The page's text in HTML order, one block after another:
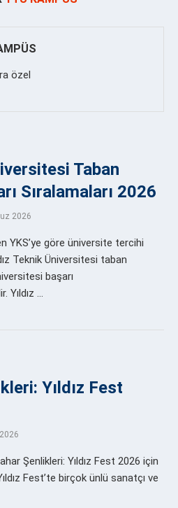
özel
Taban
Sıralamaları 2026
2026
YKS’ye göre üniversite tercihi
Teknik Üniversitesi taban
başarı
Yıldız …
Yıldız Fest
Şenlikleri: Yıldız Fest 2026 için
Fest’te birçok ünlü sanatçı ve